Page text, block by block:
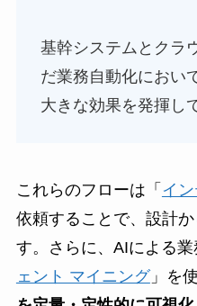
基幹システムとクラ
だ業務自動化におい
大きな効果を発揮し
これらのフローは「 イ
依頼することで、設計
す。さらに、AIによる業
ェント マイニング」を